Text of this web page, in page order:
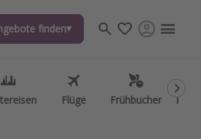
finden
Flüge Frühbucher
finden
Flüge Frühbucher